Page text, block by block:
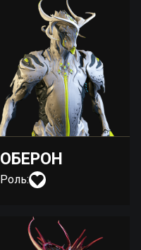
ОБЕРОН
Роль: